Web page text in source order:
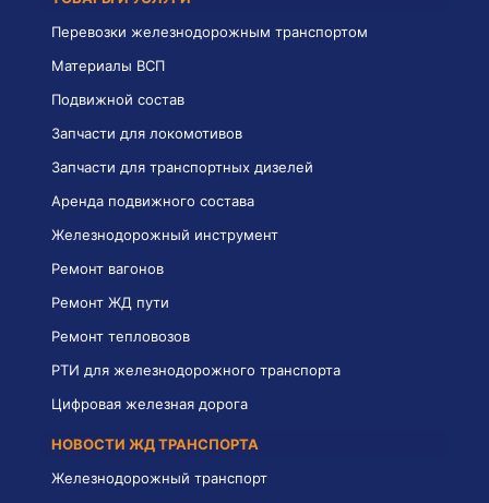
Перевозки железнодорожным транспортом
Материалы ВСП
Подвижной состав
Запчасти для локомотивов
Запчасти для транспортных дизелей
Аренда подвижного состава
Железнодорожный инструмент
Ремонт вагонов
Ремонт ЖД пути
Ремонт тепловозов
РТИ для железнодорожного транспорта
Цифровая железная дорога
НОВОСТИ ЖД ТРАНСПОРТА
Железнодорожный транспорт